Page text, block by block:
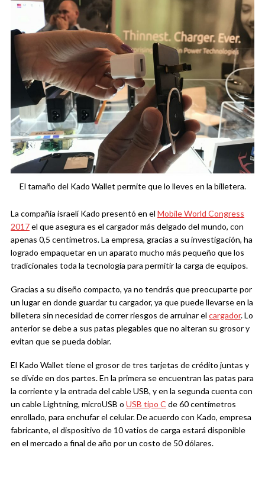
El tamaño del Kado Wallet permite que lo lleves en la billetera.
La compañía israelí Kado presentó en el Mobile World Congress
2017el que asegura es el cargador más delgado del mundo, con
apenas 0,5 centímetros. La empresa, gracias a su investigación, ha
logrado empaquetar en un aparato mucho más pequeño que los
tradicionales toda la tecnología para permitir la carga de equipos.
Gracias a su diseño compacto, ya no tendrás que preocuparte por
un lugar en donde guardar tu cargador, ya que puede llevarse en la
billetera sin necesidad de correr riesgos de arruinar el cargador. Lo
anterior se debe a sus patas plegables que no alteran su grosor y
evitan que se pueda doblar.
El Kado Wallet tiene el grosor de tres tarjetas de crédito juntas y
se divide en dos partes. En la primera se encuentran las patas para
la corriente y la entrada del cable USB, y en la segunda cuenta con
un cable Lightning, microUSB o USB tipo C de 60 centímetros
enrollado, para enchufar el celular. De acuerdo con Kado, empresa
fabricante, el dispositivo de 10 vatios de carga estará disponible
en el mercado a final de año por un costo de 50 dólares.